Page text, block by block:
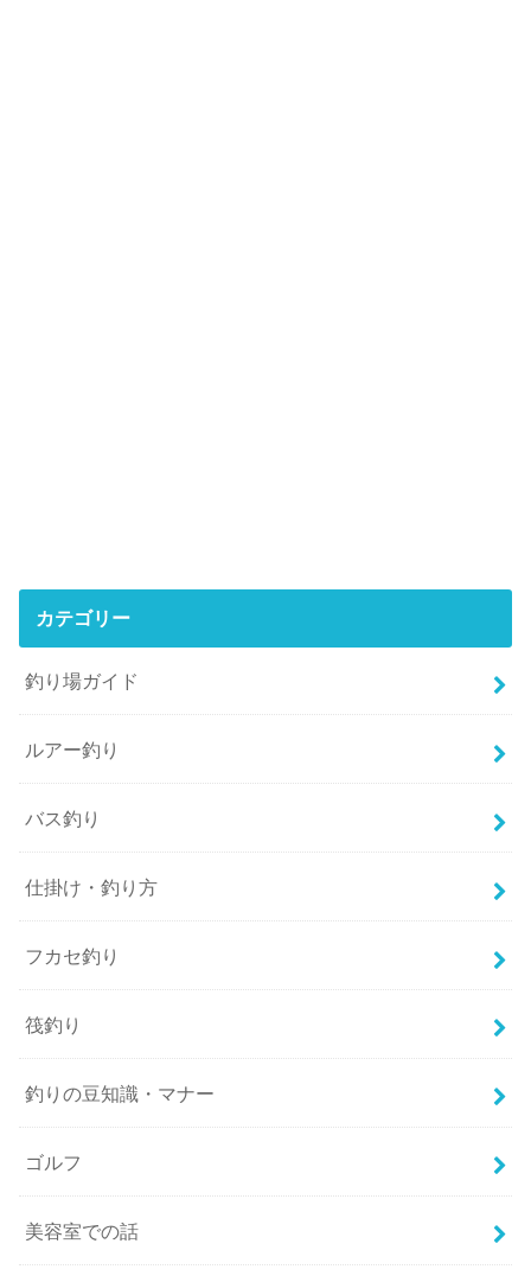
カテゴリー
釣り場ガイド
ルアー釣り
バス釣り
仕掛け・釣り方
フカセ釣り
筏釣り
釣りの豆知識・マナー
ゴルフ
美容室での話